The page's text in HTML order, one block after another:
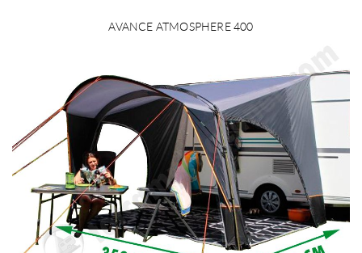
AVANCE ATMOSPHERE 400